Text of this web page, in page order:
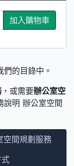
加入購物車
的目錄中。
，或需要辦公室空
說明 辦公室空間
空間規劃服務